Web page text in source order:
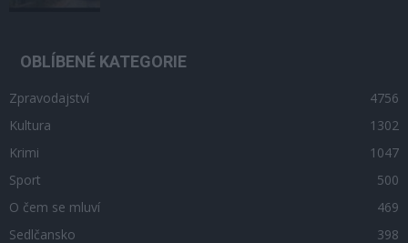
OBLÍBENÉ KATEGORIE
Zpravodajství
4756
Kultura
1302
Krimi
1047
Sport
500
O čem se mluví
469
Sedlčansko
398